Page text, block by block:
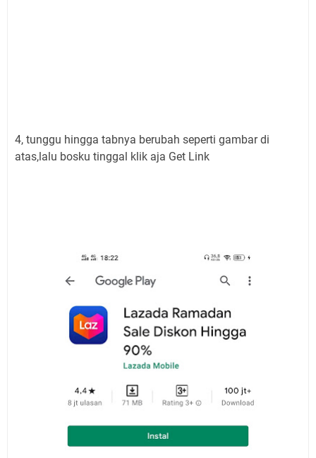
4, tunggu hingga tabnya berubah seperti gambar di
atas,lalu bosku tinggal klik aja Get Link